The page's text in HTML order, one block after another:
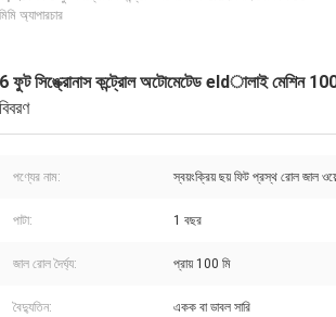
মিমি অ্যাপারচার
6 ফুট সিঙ্ক্রোনাস কন্ট্রোল অটোমেটেড eldালাই মেশিন 100
বিবরণ
পণ্যের নাম: স্বয়ংক্রিয় ছয় ফিট প্রস্থ রোল জাল
পাটা: 1 বছর
জাল রোল দৈর্ঘ্য: প্রায় 100 মি
বৈদ্যুতিন: একক বা ডাবল সারি